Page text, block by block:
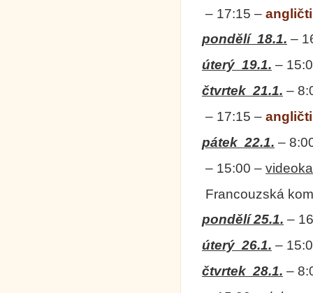
– 17:15 –
pondělí 18.1. –
úterý 19.1. –
čtvrtek 21.1. –
– 17:15 –
pátek 22.1. –
– 15:00 –
Francouzská
pondělí 25.1. –
úterý 26.1. –
čtvrtek 28.1. –